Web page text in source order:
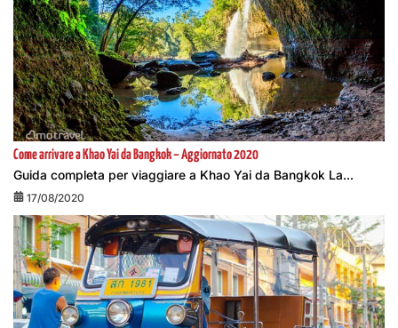
Come arrivare a Khao Yai da Bangkok – Aggiornato 2020
Guida completa per viaggiare a Khao Yai da Bangkok La...
17/08/2020